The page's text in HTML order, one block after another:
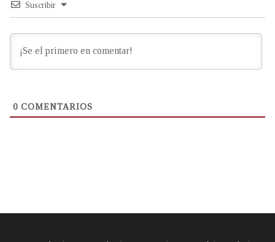
Suscribir
0 COMENTARIOS